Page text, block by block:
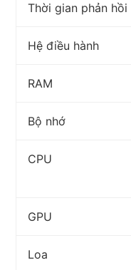
Thời gian phản hồi
Hệ điều hành
RAM
Bộ nhớ
CPU
GPU
Loa